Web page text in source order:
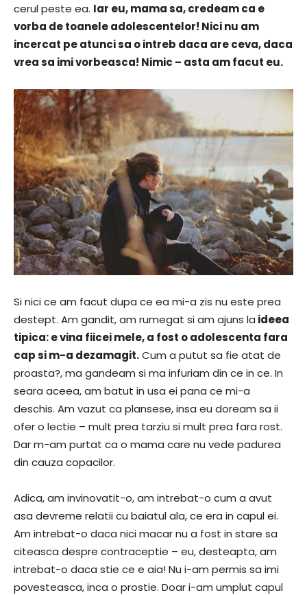
cerul peste ea. Iar eu, mama sa, credeam ca e
vorba de toanele adolescentelor! Nici nu am
incercat pe atunci sa o intreb daca are ceva, daca
vrea sa imi vorbeasca! Nimic – asta am facut eu.
Si nici ce am facut dupa ce ea mi-a zis nu este prea
destept. Am gandit, am rumegat si am ajuns la ideea
tipica: e vina fiicei mele, a fost o adolescenta fara
cap si m-a dezamagit.Cum a putut sa fie atat de
proasta?, ma gandeam si ma infuriam din ce in ce. In
seara aceea, am batut in usa ei pana ce mi-a
deschis. Am vazut ca plansese, insa eu doream sa ii
ofer o lectie – mult prea tarziu si mult prea fara rost.
Dar m-am purtat ca o mama care nu vede padurea
din cauza copacilor.
Adica, am invinovatit-o, am intrebat-o cum a avut
asa devreme relatii cu baiatul ala, ce era in capul ei.
Am intrebat-o daca nici macar nu a fost in stare sa
citeasca despre contraceptie – eu, desteapta, am
intrebat-o daca stie ce e aia! Nu i-am permis sa imi
povesteasca, inca o prostie. Doar i-am umplut capul